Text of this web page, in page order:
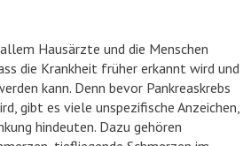
Hausärzte und die Menschen
die Krankheit früher erkannt wird und
kann. Denn bevor Pankreaskrebs
gibt es viele unspezifische Anzeichen,
hindeuten. Dazu gehören